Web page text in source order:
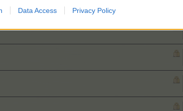
Data Access Privacy Policy